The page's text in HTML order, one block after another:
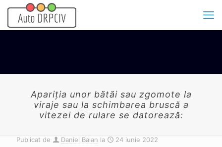
Apariţia unor bătăi sau zgomote la
viraje sau la schimbarea bruscă a
vitezei de rulare se datorează:
Publicat de Daniel Balan la 24 iunie 2022